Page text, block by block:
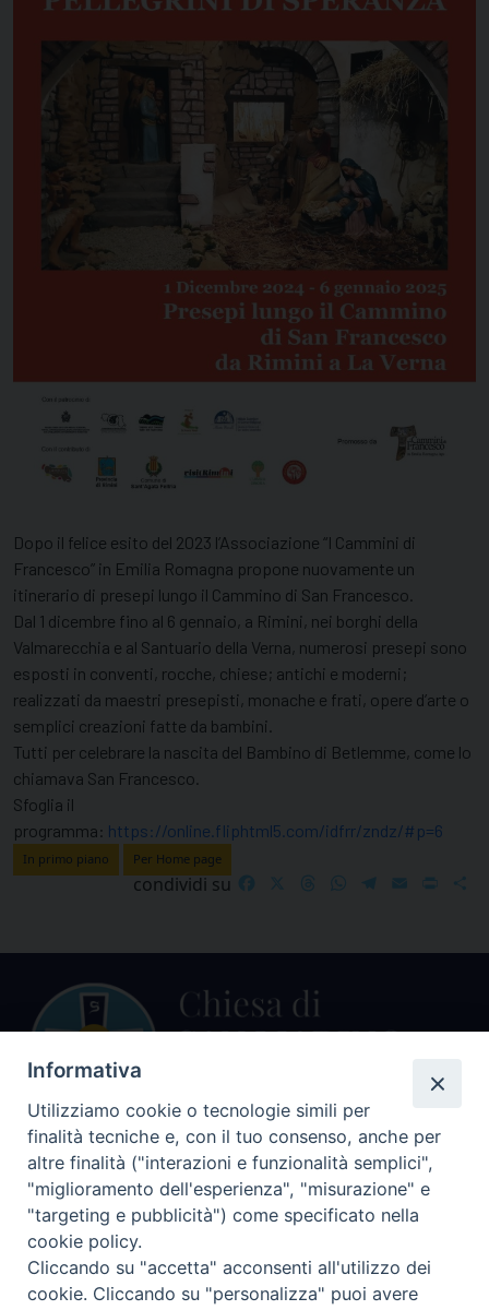
Dopo il felice esito del 2023 l’Associazione “I Cammini di
Francesco” in Emilia Romagna propone nuovamente un
itinerario di presepi lungo il Cammino di San Francesco.
Dal 1 dicembre fino al 6 gennaio, a Rimini, nei borghi della
Valmarecchia e al Santuario della Verna, numerosi presepi sono
esposti in conventi, rocche, chiese; antichi e moderni;
realizzati da maestri presepisti, monache e frati, opere d’arte o
semplici creazioni fatte da bambini.
Tutti per celebrare la nascita del Bambino di Betlemme, come lo
chiamava San Francesco.
Sfoglia il
programma: https://online.fliphtml5.com/idfrr/zndz/#p=6
In primo piano Per Home page
condividi su FacebookThreadsWhatsApp
Telegram
EmailPrint
Centralino Curia Vescovile
0541 913711
Indirizzo
47864 PENNABILLI (RN)
Informativa
Utilizziamo cookie o tecnologie simili per
finalità tecniche e, con il tuo consenso, anche per
altre finalità ("interazioni e funzionalità semplici",
"miglioramento dell'esperienza", "misurazione" e
"targeting e pubblicità") come specificato nella
cookie policy.
Cliccando su "accetta" acconsenti all'utilizzo dei
cookie. Cliccando su "personalizza" puoi avere